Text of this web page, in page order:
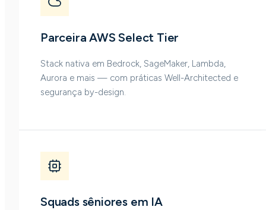
Parceira AWS Select Tier
Stack nativa em Bedrock, SageMaker, Lambda,
Aurora e mais — com práticas Well-Architected e
segurança by-design.
Squads sêniores em IA